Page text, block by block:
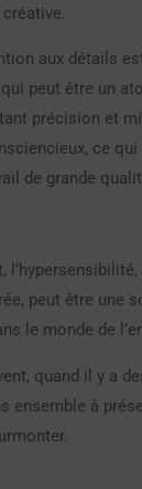
aux détails
peut être un
précision et
ce qui
de grande
peut être une
le monde de
quand il y a
ensemble à